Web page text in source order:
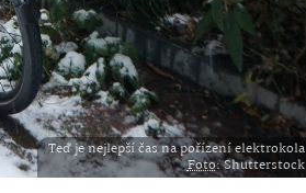
Teď je nejlepší čas na pořízení elektrokola
Foto: Shutterstock